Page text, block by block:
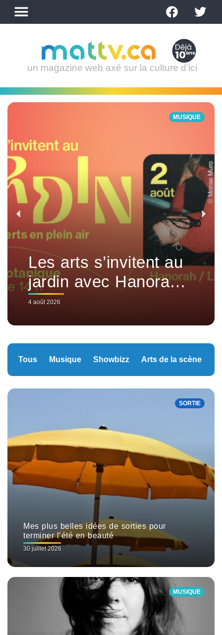
un magazine web axé sur la culture d’ici
MUSIQUE
Les arts s’invitent au
jardin avec Hanorah
et Luan Larobina
4 août 2026
Tous Musique Showbizz Arts de la scène
SORTIE
Mes plus belles idées de sorties pour
terminer l’été en beauté
30 juillet 2026
MUSIQUE